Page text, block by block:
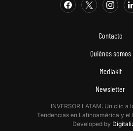
Contacto
Quiénes somos
Mediakit
Newsletter
INVERSOR LATAM: Un clic a
Tendencias en Latinoamérica y el
Developed by